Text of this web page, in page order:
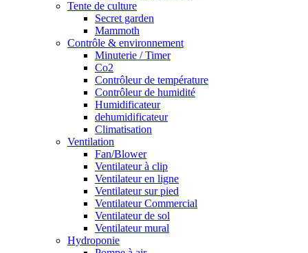
Tente de culture
Secret garden
Mammoth
Contrôle & environnement
Minuterie / Timer
Co2
Contrôleur de température
Contrôleur de humidité
Humidificateur
dehumidificateur
Climatisation
Ventilation
Fan/Blower
Ventilateur à clip
Ventilateur en ligne
Ventilateur sur pied
Ventilateur Commercial
Ventilateur de sol
Ventilateur mural
Hydroponie